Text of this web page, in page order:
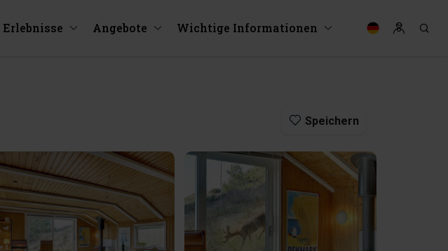
Erlebnisse Angebote Wichtige Informationen
Speichern